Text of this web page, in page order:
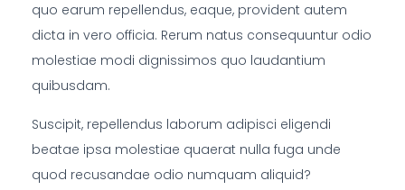
quo earum repellendus, eaque, provident autem
dicta in vero officia. Rerum natus consequuntur odio
molestiae modi dignissimos quo laudantium
quibusdam.
Suscipit, repellendus laborum adipisci eligendi
beatae ipsa molestiae quaerat nulla fuga unde
quod recusandae odio numquam aliquid?